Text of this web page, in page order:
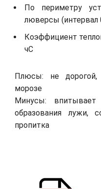
По периметру
люверсы (интервал
Коэффициент
чС
Плюсы: не
морозе
Минусы: впитывает
образования лужи,
пропитка